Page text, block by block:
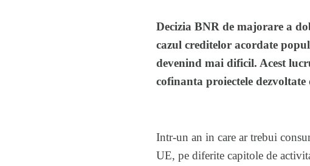
Decizia BNR de majorare a
cazul creditelor acordate
devenind mai dificil. Acest
cofinanta proiectele
Intr-un an in care ar trebui
UE, pe diferite capitole de